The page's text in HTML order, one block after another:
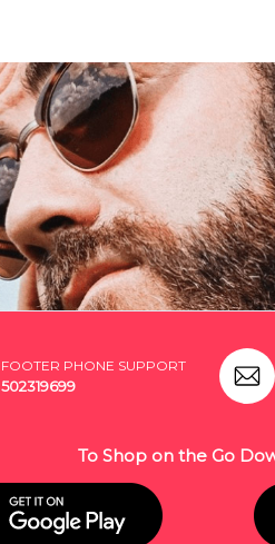
FOOTER PHONE SUPPORT
502319699
To Shop on the Go